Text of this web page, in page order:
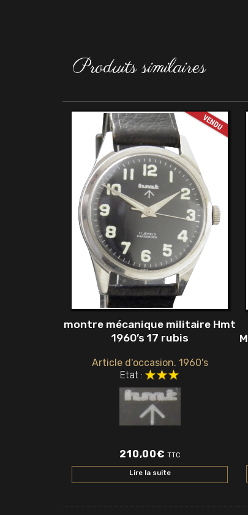
Produits similaires
montre mécanique militaire Hmt
1960’s 17 rubis
Article d'occasion. 1960's
Etat :
210,00€ TTC
Lire la suite